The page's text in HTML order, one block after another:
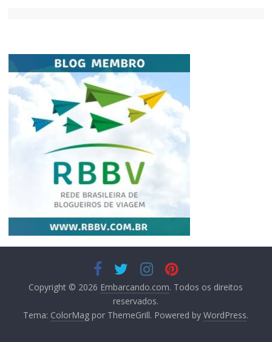
Copyright © 2026 Embarcando.com. Todos os direitos
reservados.
Tema: ColorMag por ThemeGrill. Powered byWordPress.